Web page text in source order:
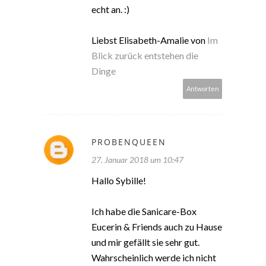
echt an. :)
Liebst Elisabeth-Amalie von Im
Blick zurück entstehen die
Dinge
Antworten
PROBENQUEEN
27. Januar 2018 um 10:47
Hallo Sybille!
Ich habe die Sanicare-Box
Eucerin & Friends auch zu Hause
und mir gefällt sie sehr gut.
Wahrscheinlich werde ich nicht